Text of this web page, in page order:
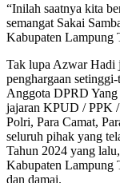
“Inilah saatnya kita
semangat Sakai
Kabupaten Lampung
Tak lupa Azwar Hadi
penghargaan
Anggota DPRD
jajaran KPUD / PPK
Polri, Para Camat,
seluruh pihak yang
Tahun 2024 yang
Kabupaten Lampung
dan damai.